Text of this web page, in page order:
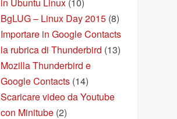
BgLUG – Linux Day 2015 (8)
Importare in Google Contacts
la rubrica di Thunderbird (13)
Mozilla Thunderbird e
Google Contacts (14)
Scaricare video da Youtube
con Minitube (2)